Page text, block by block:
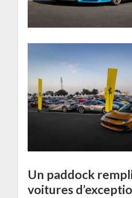
Un paddock
voitures